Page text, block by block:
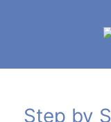
Step by